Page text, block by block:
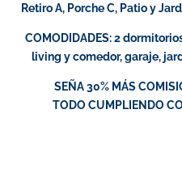
Retiro A, Porche C, Patio y
COMODIDADES: 2
living y comedor, garaje,
SEÑA 30% MÁS
TODO CUMPLIENDO